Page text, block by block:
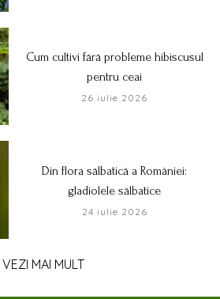
Cum cultivi fără probleme hibiscusul
pentru ceai
26 iulie 2026
Din flora sălbatică a României:
gladiolele sălbatice
24 iulie 2026
VEZI MAI MULT